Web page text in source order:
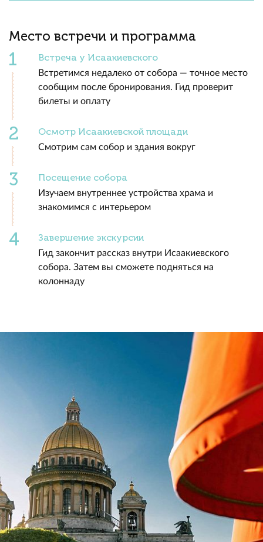
Место встречи и программа
Встреча у Исаакиевского
Встретимся недалеко от собора — точное место
сообщим после бронирования. Гид проверит
билеты и оплату
Осмотр Исаакиевской площади
Смотрим сам собор и здания вокруг
Посещение собора
Изучаем внутреннее устройства храма и
знакомимся с интерьером
Завершение экскурсии
Гид закончит рассказ внутри Исаакиевского
собора. Затем вы сможете подняться на
колоннаду